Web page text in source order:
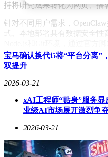
持将研究成果转化为网页、播
针对不同用户需求，
式。本地部署具有数据安全性
书、微信等多端使用。云端部
作，但需注意数据合规风险和
管理服务、修改配置、查看运
安装报错、端口冲突、API调
供了明确的解决方案，并强调
全和系统稳定。
宝马确认换代i5将“平台分离”
双提升
2026-03-21
xAI工程师“贴身”服务
业级AI市场展开激烈争
2026-03-21